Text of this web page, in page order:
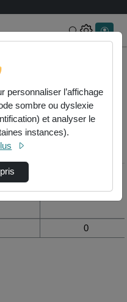
Rechercher
de la vidéo
savon
0
personnaliser l’affichage
sombre ou dyslexie
et analyser le
instances).